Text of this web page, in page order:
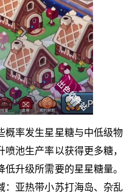
概率发生星星糖与中低级物
池生产率以获得更多糖，
升级所需要的星星糖量。
：亚热带小苏打海岛、杂乱